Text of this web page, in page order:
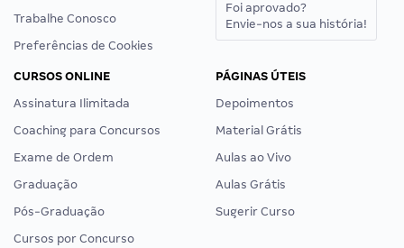
Trabalhe Conosco
Preferências de Cookies
Foi aprovado?
Envie-nos a sua história!
CURSOS ONLINE
Assinatura Ilimitada
Coaching para Concursos
Exame de Ordem
Graduação
Pós-Graduação
Cursos por Concurso
PÁGINAS ÚTEIS
Depoimentos
Material Grátis
Aulas ao Vivo
Aulas Grátis
Sugerir Curso